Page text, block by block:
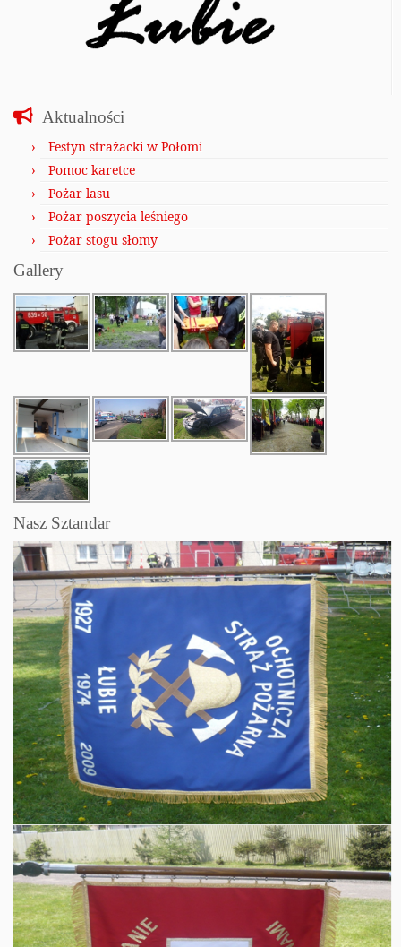
Aktualności
Festyn strażacki w Połomi
Pomoc karetce
Pożar lasu
Pożar poszycia leśniego
Pożar stogu słomy
Gallery
Nasz Sztandar